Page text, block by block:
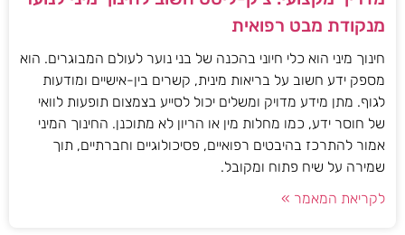
מנקודת מבט רפואית
חינוך מיני הוא כלי חיוני בהכנה של בני נוער לעולם המבוגרים. הוא
מספק ידע חשוב על בריאות מינית, קשרים בין-אישיים ומודעות
לגוף. מתן מידע מדויק ומשלים יכול לסייע בצמצום תופעות לוואי
של חוסר ידע, כמו מחלות מין או הריון לא מתוכנן. החינוך המיני
אמור להתרכז בהיבטים רפואיים, פסיכולוגיים וחברתיים, תוך
שמירה על שיח פתוח ומקובל.
לקריאת המאמר »